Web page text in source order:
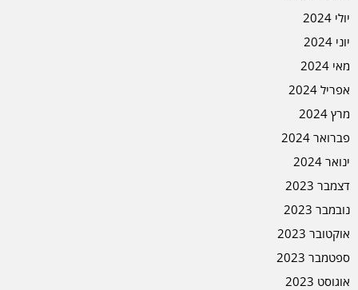
יולי 2024
יוני 2024
מאי 2024
אפריל 2024
מרץ 2024
פברואר 2024
ינואר 2024
דצמבר 2023
נובמבר 2023
אוקטובר 2023
ספטמבר 2023
אוגוסט 2023